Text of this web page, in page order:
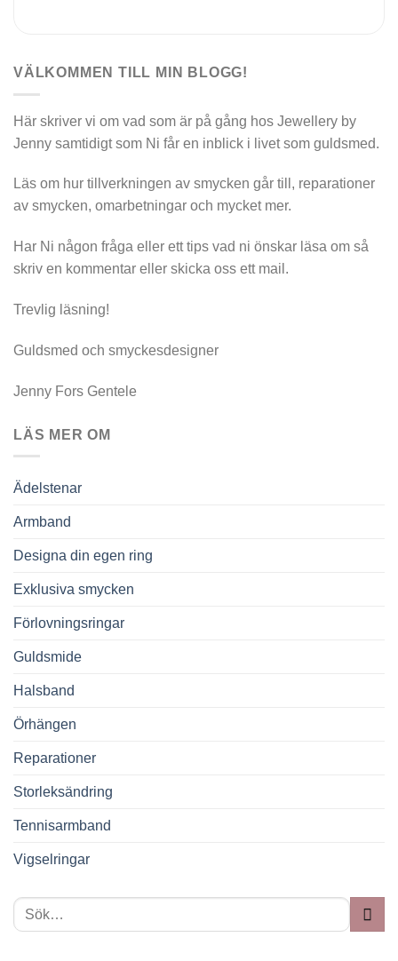
VÄLKOMMEN TILL MIN BLOGG!
Här skriver vi om vad som är på gång hos Jewellery by
Jenny samtidigt som Ni får en inblick i livet som guldsmed.
Läs om hur tillverkningen av smycken går till, reparationer
av smycken, omarbetningar och mycket mer.
Har Ni någon fråga eller ett tips vad ni önskar läsa om så
skriv en kommentar eller skicka oss ett mail.
Trevlig läsning!
Guldsmed och smyckesdesigner
Jenny Fors Gentele
LÄS MER OM
Ädelstenar
Armband
Designa din egen ring
Exklusiva smycken
Förlovningsringar
Guldsmide
Halsband
Örhängen
Reparationer
Storleksändring
Tennisarmband
Vigselringar